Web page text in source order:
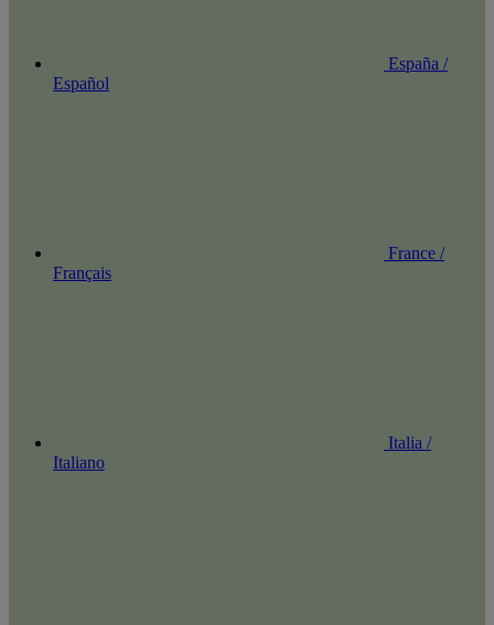
España /
Español
France /
Français
Italia /
Italiano